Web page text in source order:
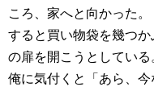
ころ、家へと向かった。
すると買い物袋を幾つ
の扉を開こうとしている
俺に気付くと「あら、今